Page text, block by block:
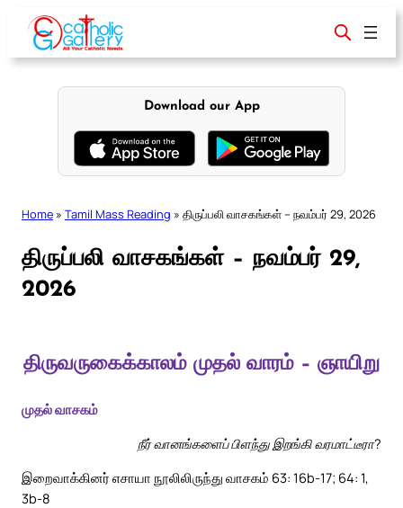
content
Download our App
Home » Tamil Mass Reading » திருப்பலி வாசகங்கள் – நவம்பர் 29, 2026
திருப்பலி வாசகங்கள் – நவம்பர் 29,
2026
திருவருகைக்காலம் முதல் வாரம் – ஞாயிறு
முதல் வாசகம்
நீர் வானங்களைப் பிளந்து இறங்கி வரமாட்டீரா?
இறைவாக்கினர் எசாயா நூலிலிருந்து வாசகம் 63: 16b-17; 64: 1,
3b-8